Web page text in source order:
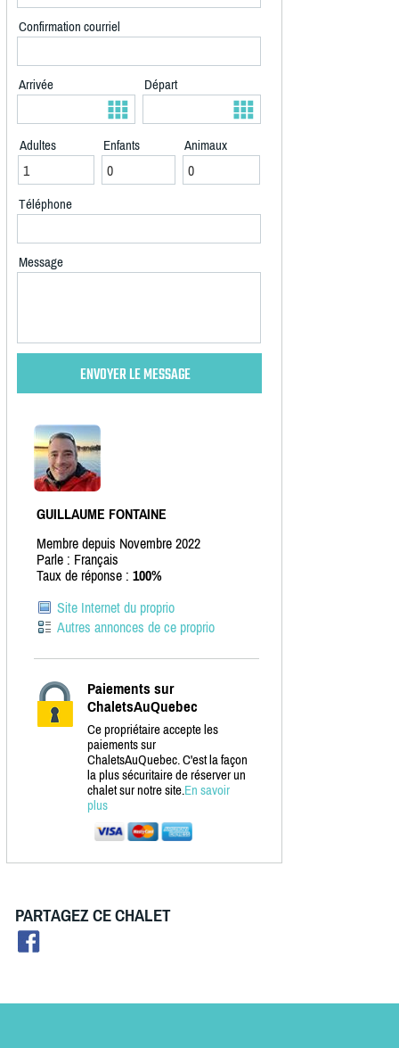
Confirmation courriel
Arrivée Départ
Adultes Enfants Animaux
Téléphone
Message
GUILLAUME FONTAINE
Membre depuis Novembre 2022
Parle : Français
Taux de réponse : 100%
Site Internet du proprio
Autres annonces de ce proprio
Paiements sur
ChaletsAuQuebec
Ce propriétaire accepte les
paiements sur
ChaletsAuQuebec. C'est la façon
la plus sécuritaire de réserver un
chalet sur notre site.En savoir
plus
PARTAGEZ CE CHALET